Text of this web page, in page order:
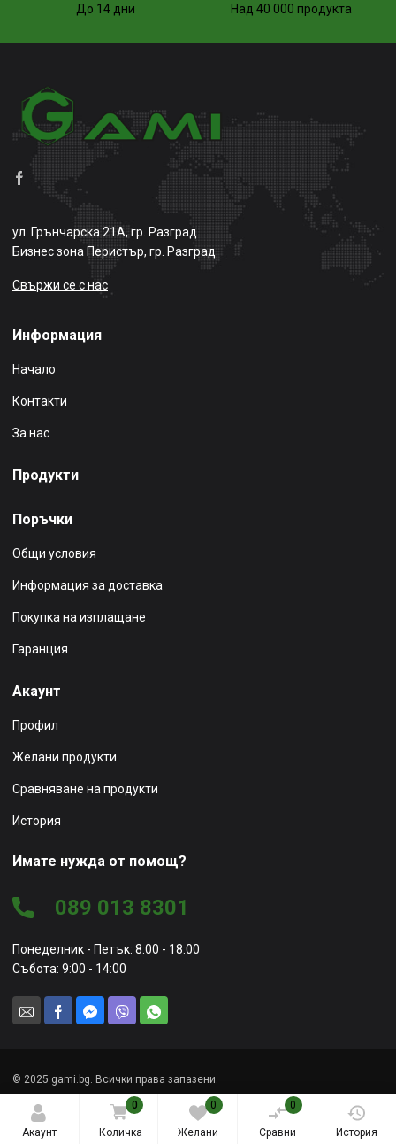
Акаунт
0
Количка
0
Желани
0
Сравни История
До 14 дни Над 40 000 продукта
ул. Грънчарска 21А, гр. Разград
Бизнес зона Перистър, гр. Разград
Свържи се с нас
Информация
Начало
Контакти
За нас
Продукти
Поръчки
Общи условия
Информация за доставка
Покупка на изплащане
Гаранция
Акаунт
Профил
Желани продукти
Сравняване на продукти
История
Имате нужда от помощ?
089 013 8301
Понеделник - Петък: 8:00 - 18:00
Събота: 9:00 - 14:00
© 2025 gami.bg. Всички права запазени.
Уеб сайт от Marketing Vision